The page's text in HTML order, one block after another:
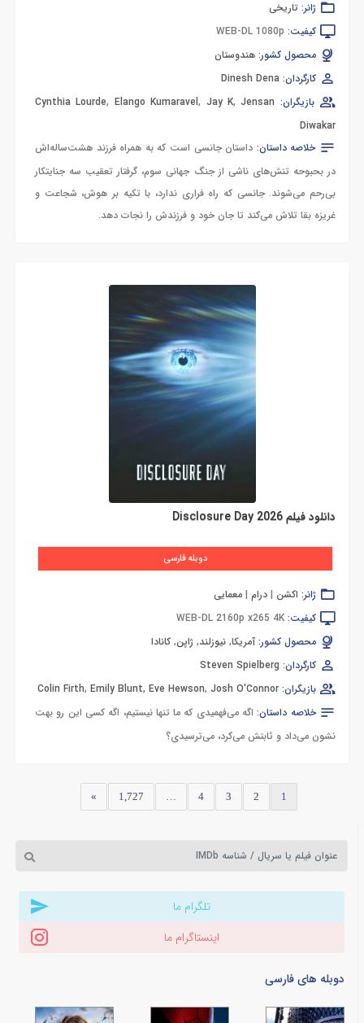
ژانر: تاریخی
کیفیت: WEB-DL 1080p
محصول کشور: هندوستان
کارگردان: Dinesh Dena
بازیگران:
Cynthia Lourde, Elango Kumaravel, Jay K,Jensan
Diwakar
خلاصه داستان: داستان جانسی است که به همراه فرزند هشت‌ساله‌اش
در بحبوحه تنش‌های ناشی از جنگ جهانی سوم، گرفتار تعقیب سه جنایتکار
بی‌رحم می‌شوند. جانسی که راه فراری ندارد، با تکیه بر هوش، شجاعت و
غریزه بقا تلاش می‌کند تا جان خود و فرزندش را نجات دهد.
دانلود فیلم Disclosure Day 2026
دوبله فارسی
ژانر: اکشن | درام | معمایی
کیفیت: WEB-DL 2160p x265 4K
محصول کشور: آمریکا, نیوزلند, ژاپن, کانادا
کارگردان: Steven Spielberg
بازیگران:
Colin Firth, Emily Blunt, Eve Hewson, Josh O'Connor
خلاصه داستان: اگه می‌فهمیدی که ما تنها نیستیم، اگه کسی این رو بهت
نشون می‌داد و ثابتش می‌کرد، می‌ترسیدی؟
1
2
3
4
…
1,727
»
تلگرام ما
اینستاگرام ما
دوبله های فارسی